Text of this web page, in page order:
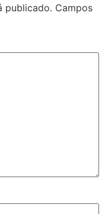
publicado. Campos